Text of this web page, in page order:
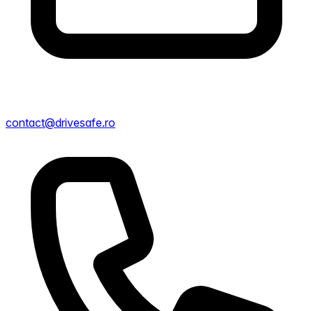
contact@drivesafe.ro